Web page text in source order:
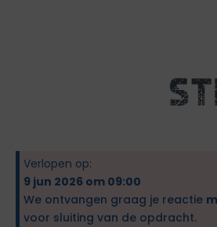
Verlopen op:
9 jun 2026 om 09:00
We ontvangen graag je reactie
voor sluiting van de opdracht.